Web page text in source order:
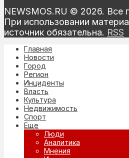
NEWSMOS.RU © 2026. Все
При использовании
источник обязательна. RSS
Главная
Новости
Город
Регион
Инциденты
Власть
Культура
Недвижимость
Спорт
Еще
Люди
Аналитика
Мнения